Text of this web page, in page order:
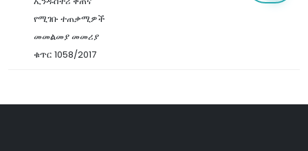
የሚገቡ ተጠቃሚዎች
መመልመያ መመሪያ
ቁጥር 1058/2017